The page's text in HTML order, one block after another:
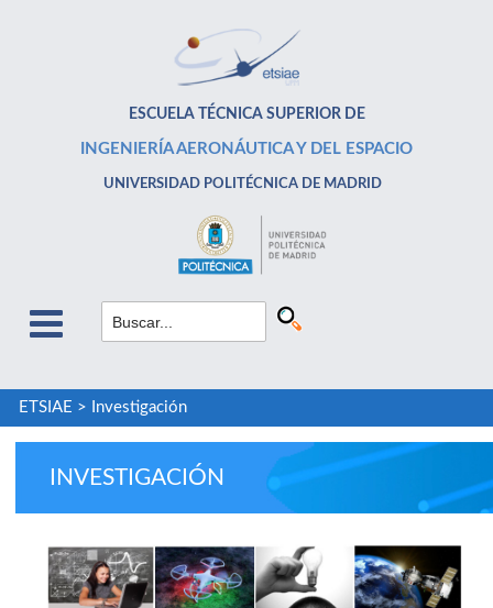
ESCUELA TÉCNICA SUPERIOR DE
INGENIERÍA AERONÁUTICA Y DEL ESPACIO
UNIVERSIDAD POLITÉCNICA DE MADRID
ETSIAE > Investigación
INVESTIGACIÓN